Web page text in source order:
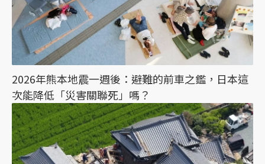
2026年熊本地震一週後：避難的前車之鑑，日本這
次能降低「災害關聯死」嗎？